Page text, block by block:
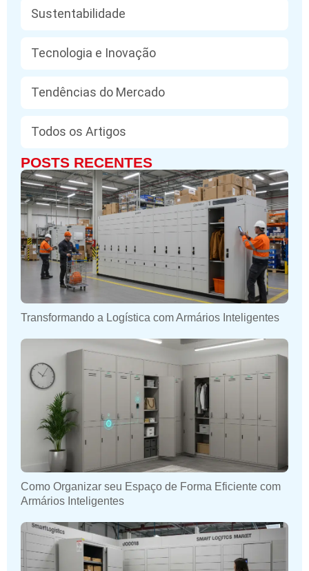
Sustentabilidade
Tecnologia e Inovação
Tendências do Mercado
Todos os Artigos
POSTS RECENTES
Transformando a Logística com Armários Inteligentes
Como Organizar seu Espaço de Forma Eficiente com
Armários Inteligentes